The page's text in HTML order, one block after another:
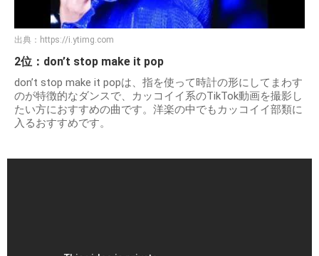
出典： https://i.ytimg.com
2位：don’t stop make it pop
don’t stop make it popは、指を使って時計の形にしてまわす
のが特徴的なダンスで、カッコイイ系のTikTok動画を撮影し
たい方におすすめの曲です。洋楽の中でもカッコイイ部類に
入るおすすめです。